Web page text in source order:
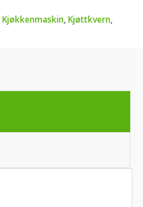
Kjøkkenmaskin,Kjøttkvern,